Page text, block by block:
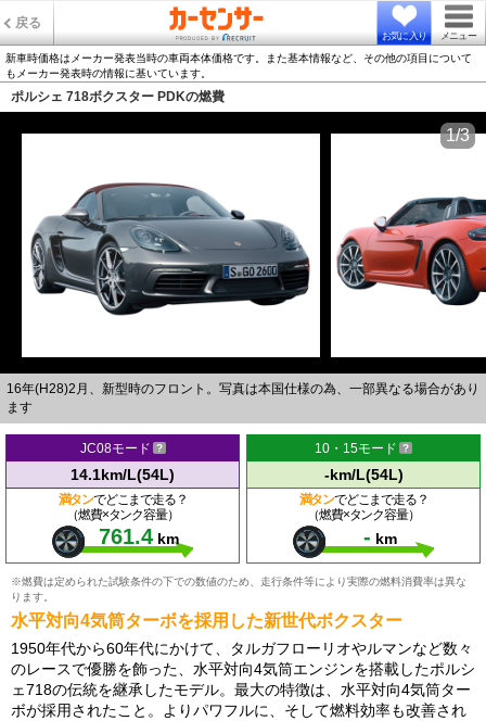
戻る
お気に入り メニュー
新車時価格はメーカー発表当時の車両本体価格です。また基本情報など、その他の項目について
もメーカー発表時の情報に基いています。
ポルシェ 718ボクスター PDKの燃費
16年(H28)2月、新型時のフロント。写真は本国仕様の為、一部異なる場合があり
ます
1/3
JC08モード
14.1km/L(54L)
満タンでどこまで走る？
（燃費×タンク容量）
761.4 km
10・15モード
-km/L(54L)
満タンでどこまで走る？
（燃費×タンク容量）
- km
※燃費は定められた試験条件の下での数値のため、走行条件等により実際の燃料消費率は異な
ります。
水平対向4気筒ターボを採用した新世代ボクスター
1950年代から60年代にかけて、タルガフローリオやルマンなど数々
のレースで優勝を飾った、水平対向4気筒エンジンを搭載したポルシ
ェ718の伝統を継承したモデル。最大の特徴は、水平対向4気筒ター
ボが採用されたこと。よりパワフルに、そして燃料効率も改善され